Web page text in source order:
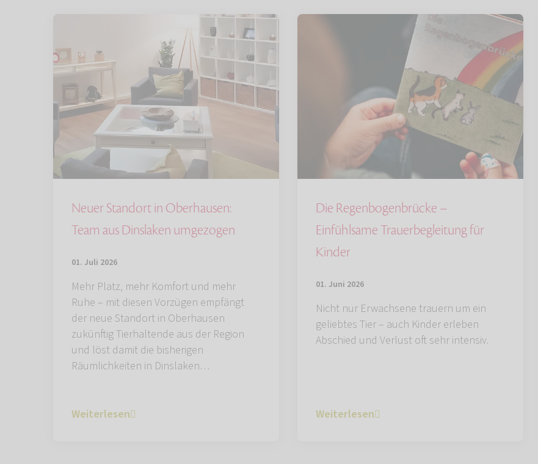
Neuer Standort in Oberhausen:
Team aus Dinslaken umgezogen
01. Juli 2026
Mehr Platz, mehr Komfort und mehr
Ruhe – mit diesen Vorzügen empfängt
der neue Standort in Oberhausen
zukünftig Tierhaltende aus der Region
und löst damit die bisherigen
Räumlichkeiten in Dinslaken…
Weiterlesen
Die Regenbogenbrücke –
Einfühlsame Trauerbegleitung für
Kinder
01. Juni 2026
Nicht nur Erwachsene trauern um ein
geliebtes Tier – auch Kinder erleben
Abschied und Verlust oft sehr intensiv.
Weiterlesen